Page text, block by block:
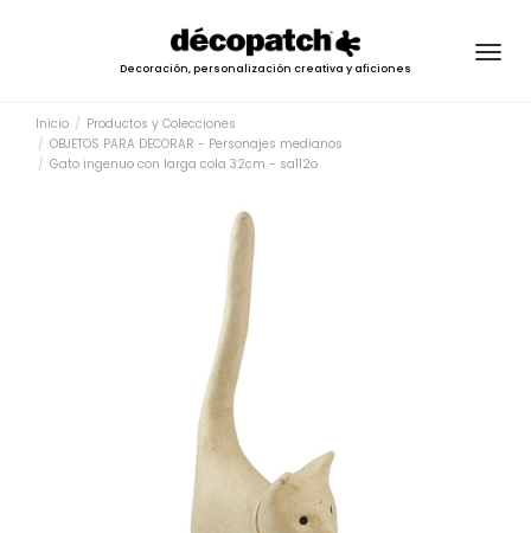
Decoración, personalización creativa y aficiones
Inicio
Productos y Colecciones
OBJETOS PARA DECORAR - Personajes medianos
Gato ingenuo con larga cola 32cm - sa112o